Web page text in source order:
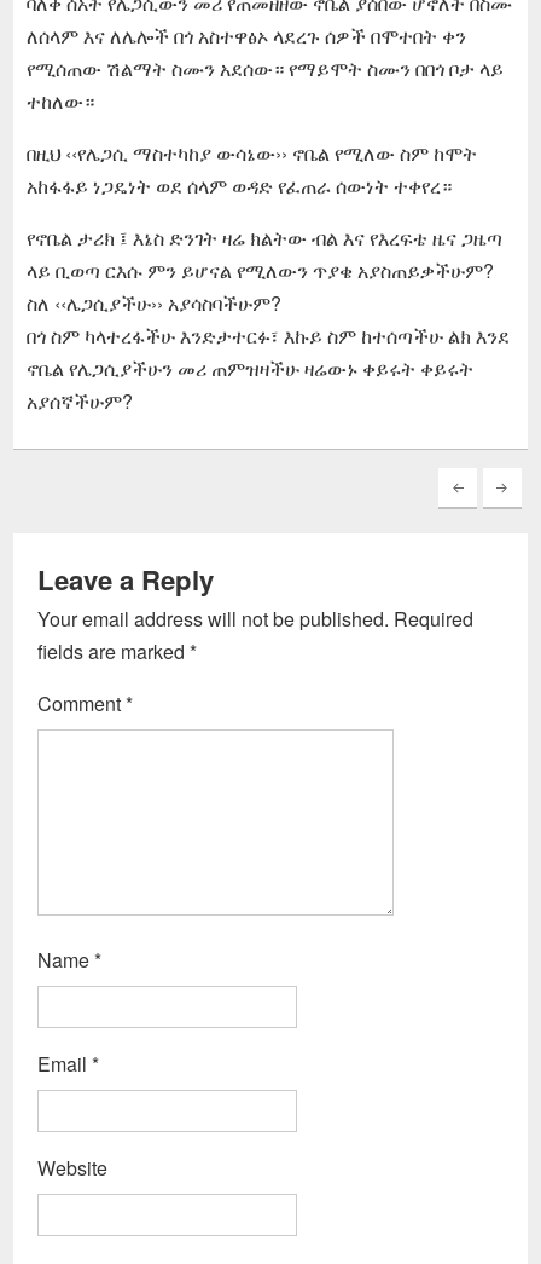
ለሰላም እና ለሌሎች በጎ አስተዋፅኦ ላደረጉ ሰዎች በሞተበት ቀን
የሚሰጠው ሽልማት ስሙን አደሰው። የማይሞት ስሙን በበጎ ቦታ ላይ
ተከለው።
በዚህ ‹‹የሌጋሲ ማስተካከያ ውሳኔው›› ኖቤል የሚለው ስም ከሞት
አከፋፋይ ነጋዴነት ወደ ሰላም ወዳድ የፈጠራ ሰውነት ተቀየረ።
የኖቤል ታሪክ ፤ እኔስ ድንገት ዛሬ ክልትው ብል እና የእረፍቴ ዜና ጋዜጣ
ላይ ቢወጣ ርእሱ ምን ይሆናል የሚለውን ጥያቄ አያስጠይቃችሁም?
ስለ ‹‹ሌጋሲያችሁ›› አያሳስባችሁም?
በጎ ስም ካላተረፋችሁ እንድታተርፉ፣ እኩይ ስም ከተሰጣችሁ ልክ እንደ
ኖቤል የሌጋሲያችሁን መሪ ጠምዝዛችሁ ዛሬውኑ ቀይሩት ቀይሩት
አያሰኛችሁም?
Leave a Reply
Your email address will not be published. Required
fields are marked*
Comment*
Name*
Email*
Website